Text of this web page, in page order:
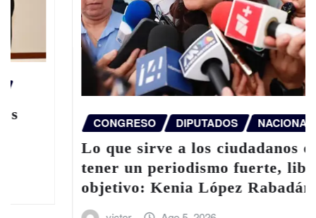
DIPUTADOS NACIONAL
los ciudadanos es
fuerte, libre y
López Rabadán
CDMX Y
PAN pide
ante crisis
victor